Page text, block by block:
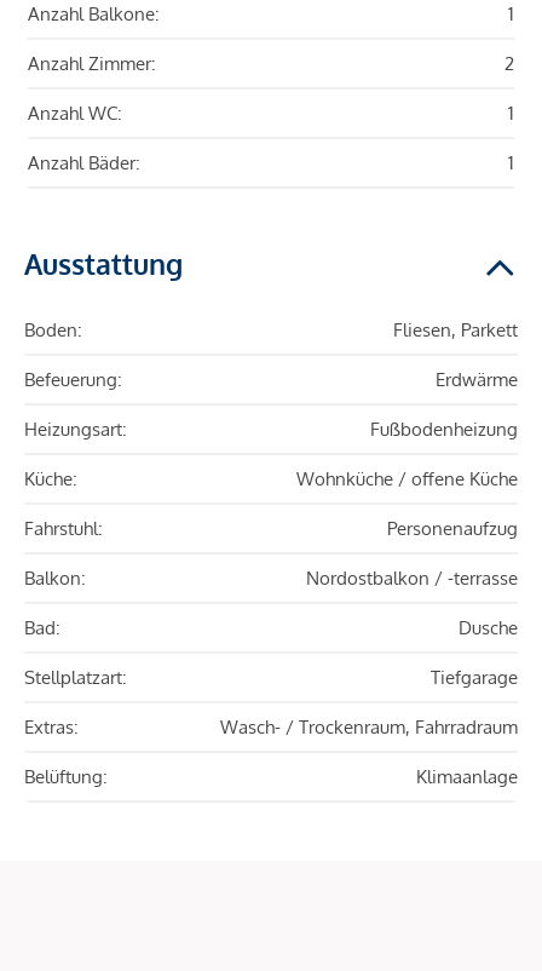
Anzahl Balkone: 1
Anzahl Zimmer: 2
Anzahl WC: 1
Anzahl Bäder: 1
Ausstattung
Boden: Fliesen, Parkett
Befeuerung: Erdwärme
Heizungsart: Fußbodenheizung
Küche: Wohnküche / offene Küche
Fahrstuhl: Personenaufzug
Balkon: Nordostbalkon / -terrasse
Bad: Dusche
Stellplatzart: Tiefgarage
Extras: Wasch- / Trockenraum, Fahrradraum
Belüftung: Klimaanlage